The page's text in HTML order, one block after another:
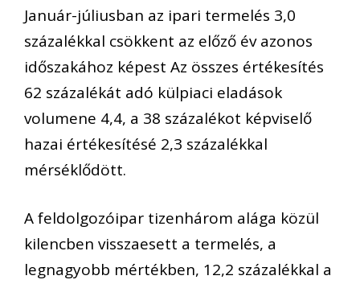
Január-júliusban az ipari termelés 3,0
százalékkal csökkent az előző év azonos
időszakához képest Az összes értékesítés
62 százalékát adó külpiaci eladások
volumene 4,4, a 38 százalékot képviselő
hazai értékesítésé 2,3 százalékkal
mérséklődött.
A feldolgozóipar tizenhárom alága közül
kilencben visszaesett a termelés, a
legnagyobb mértékben, 12,2 százalékkal a